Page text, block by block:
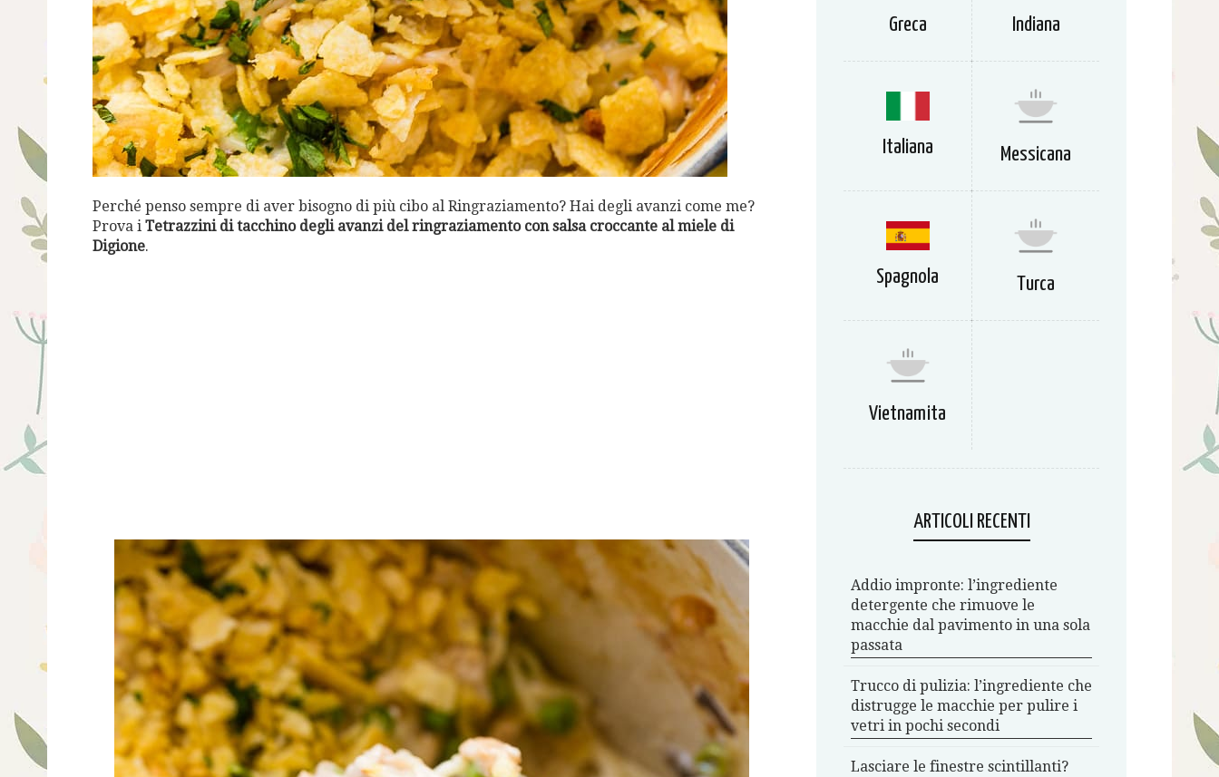
Perché penso sempre di aver bisogno di più cibo al Ringraziamento? Hai degli avanzi come me?
Prova i Tetrazzini di tacchino degli avanzi del ringraziamento con salsa croccante al miele di
Digione.
Greca Indiana
Italiana Messicana
Spagnola Turca
Vietnamita
ARTICOLI RECENTI
Addio impronte: l’ingrediente
detergente che rimuove le
macchie dal pavimento in una sola
passata
Trucco di pulizia: l’ingrediente che
distrugge le macchie per pulire i
vetri in pochi secondi
Lasciare le finestre scintillanti?